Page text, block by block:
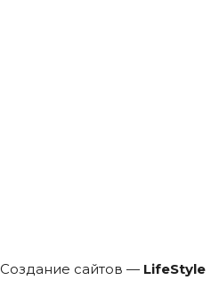
Создание сайтов — LifeStyle